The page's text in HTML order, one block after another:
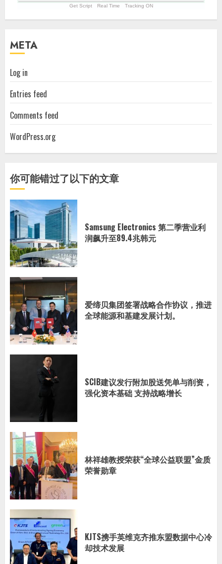
Get Script Real Time Tracking ON
META
Log in
Entries feed
Comments feed
WordPress.org
你可能错过了以下的文章
Samsung Electronics 第二季营业利
润飙升至89.4兆韩元
爱缔贝集团签署战略合作协议，推进
全球能源和基建发展计划。
SCIB建议发行附加股送凭单与削资，
强化资本基础 支持战略增长
林祥雄教授荣获“全球公益联盟”金质
荣誉勋章
KJTS携手英维克齐推东盟数据中心冷
却技术发展